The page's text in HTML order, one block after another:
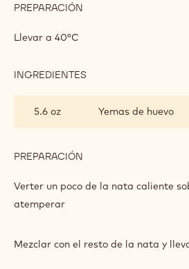
PREPARACIÓN
Y
Llevar a 40°C
INGREDIENTES
CAFÉ
EXPRESO
5.6 oz Yemas de huevo
PREPARACIÓN
ALUNGA™,
Verter un poco de la nata caliente
atemperar
Mezclar con el resto de la nata y